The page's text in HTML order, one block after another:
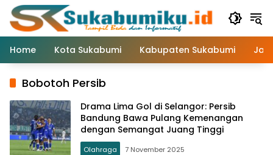
Langsung
konten
Home
Kota Sukabumi Kabupaten Sukabumi
Bobotoh Persib
Drama Lima Gol di Selangor: Persib
Bandung Bawa Pulang Kemenangan
dengan Semangat Juang Tinggi
Olahraga 7 November 2025